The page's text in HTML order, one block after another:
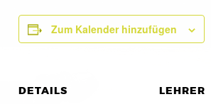
Zum Kalender hinzufügen
DETAILS LEHRER